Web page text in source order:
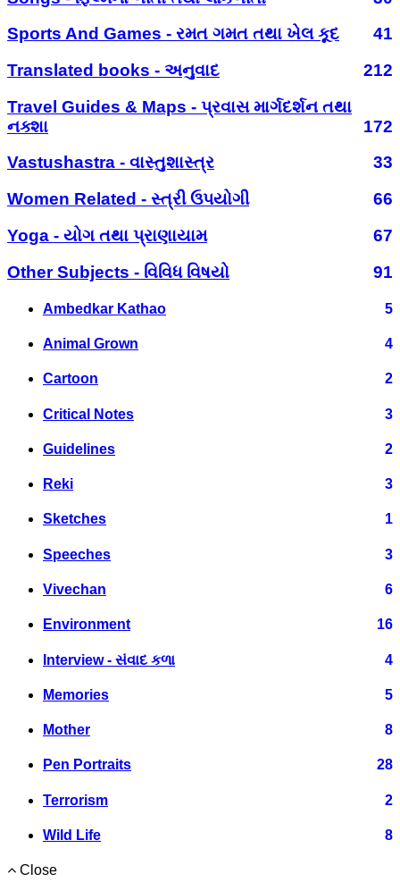
Sports And Games - રમત ગમત તથા ખેલ કૂદ
41
Translated books - અનુવાદ
212
Travel Guides & Maps - પ્રવાસ માર્ગદર્શન તથા
નક્શા
172
Vastushastra - વાસ્તુશાસ્ત્ર
33
Women Related - સ્ત્રી ઉપયોગી
66
Yoga - યોગ તથા પ્રાણાયામ
67
Other Subjects - વિવિધ વિષયો
91
Ambedkar Kathao 5
Animal Grown 4
Cartoon 2
Critical Notes 3
Guidelines 2
Reki 3
Sketches 1
Speeches 3
Vivechan 6
Environment 16
Interview - સંવાદ કળા 4
Memories 5
Mother 8
Pen Portraits 28
Terrorism 2
Wild Life 8
Close